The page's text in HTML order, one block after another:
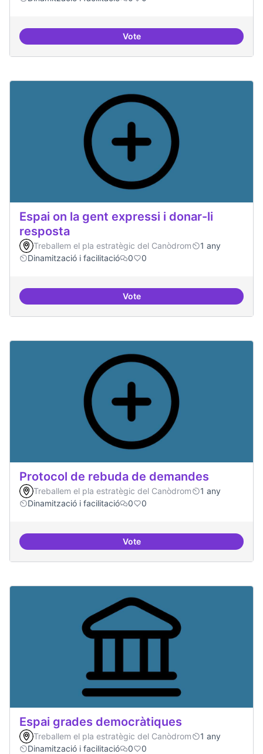
VoteTrobades democràtiques
Espai on la gent expressi i donar-li
resposta
Treballem el pla estratègic del Canòdrom
1 any
Dinamització i facilitació
0 0
VoteEspai on la gent expressi i
Protocol de rebuda de demandes
Treballem el pla estratègic del Canòdrom
1 any
Dinamització i facilitació
0 0
VoteProtocol de rebuda de demandes
Espai grades democràtiques
Treballem el pla estratègic del Canòdrom
1 any
Dinamització i facilitació
0 0